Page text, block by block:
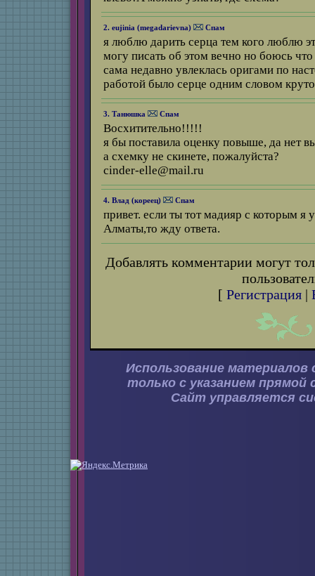
2. eujinia (megadarievna) Спам
я люблю дарить серца тем кого люблю
могу писать об этом вечно но боюсь
сама недавно увлеклась оригами по
работой было серце одним словом
3. Танюшка Спам
Восхитительно!!!!!
я бы поставила оценку повыше, да нет
а схемку не скинете, пожалуйста?
cinder-elle@mail.ru
4. Влад (кореец) Спам
привет. если ты тот мадияр с которым я
Алматы,то жду ответа.
Добавлять комментарии могут
[ Регистрация |
Использование материалов
только с указанием прямой
Сайт управляется